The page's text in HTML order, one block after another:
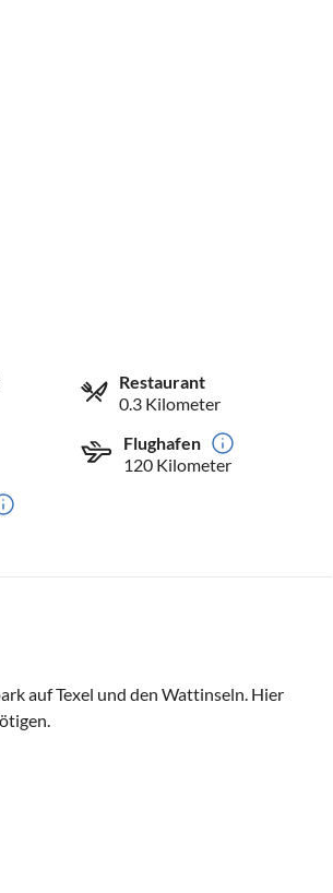
Restaurant
0.3 Kilometer
Flughafen
120 Kilometer
auf Texel und den Wattinseln. Hier